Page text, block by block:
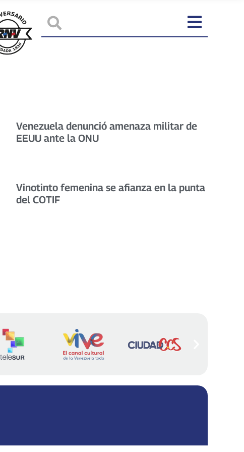
Venezuela denunció amenaza militar de
EEUU ante la ONU
Vinotinto femenina se afianza en la punta
del COTIF